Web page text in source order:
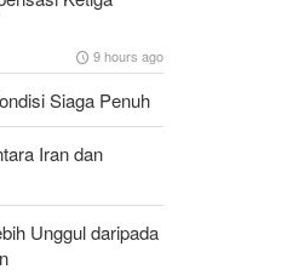
9 hours ago
Siaga Penuh
Iran dan
Unggul daripada